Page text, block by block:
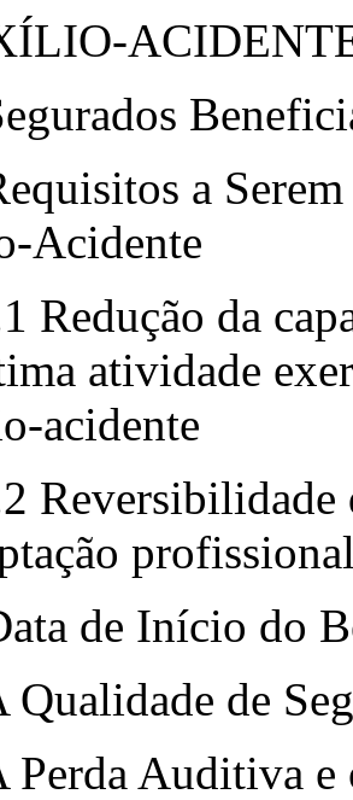
a
Acidente
Redução da
atividade
acidente
Reversibilidade
de Início do
Qualidade de
Perda Auditiva